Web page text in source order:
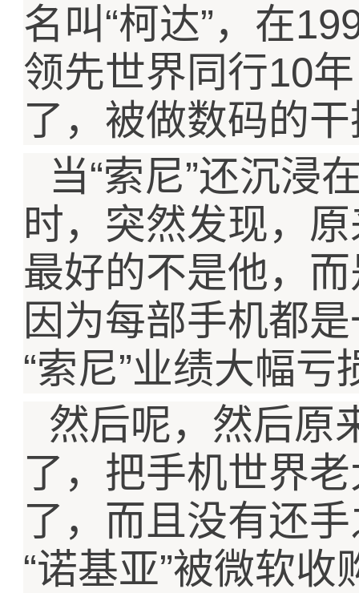
名叫“柯达”，在
领先世界同行10
了，被做数码的
当“索尼”还沉浸
时，突然发现，
最好的不是他，
因为每部手机都
“索尼”业绩大幅亏
然后呢，然后原
了，把手机世界
了，而且没有还
“诺基亚”被微软收